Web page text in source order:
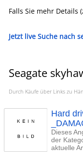
Falls Sie mehr Details
Jetzt live Suche nach
Seagate
Durch Käufe über Links zu
Hard
Dieses
der
aktuelle